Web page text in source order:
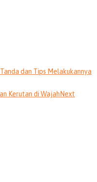
dan Tips Melakukannya
Kerutan di WajahNext